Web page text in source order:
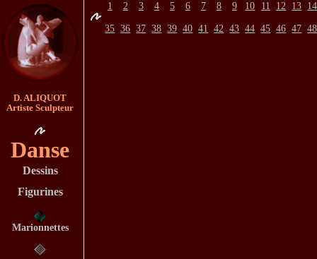
1 2 3 4 5 6 7 8 9 10 11 12 13 14
35 36 37 38 39 40 41 42 43 44 45 46 47 48
D. ALIQUOT
Artiste Sculpteur
Danse
Dessins
Figurines
Marionnettes